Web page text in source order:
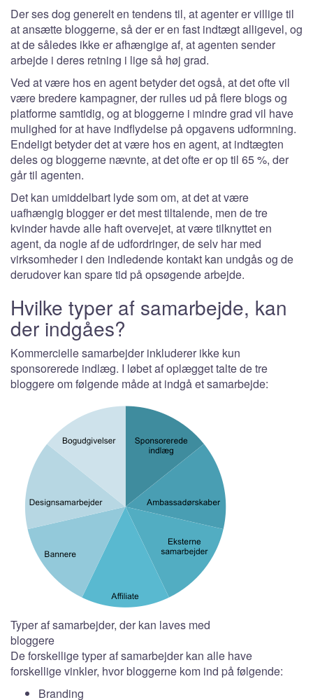
Der ses dog generelt en tendens til, at agenter er villige til
at ansætte bloggerne, så der er en fast indtægt alligevel, og
at de således ikke er afhængige af, at agenten sender
arbejde i deres retning i lige så høj grad.
Ved at være hos en agent betyder det også, at det ofte vil
være bredere kampagner, der rulles ud på flere blogs og
platforme samtidig, og at bloggerne i mindre grad vil have
mulighed for at have indflydelse på opgavens udformning.
Endeligt betyder det at være hos en agent, at indtægten
deles og bloggerne nævnte, at det ofte er op til 65 %, der
går til agenten.
Det kan umiddelbart lyde som om, at det at være
uafhængig blogger er det mest tiltalende, men de tre
kvinder havde alle haft overvejet, at være tilknyttet en
agent, da nogle af de udfordringer, de selv har med
virksomheder i den indledende kontakt kan undgås og de
derudover kan spare tid på opsøgende arbejde.
Hvilke typer af samarbejde, kan
der indgåes?
Kommercielle samarbejder inkluderer ikke kun
sponsorerede indlæg. I løbet af oplægget talte de tre
bloggere om følgende måde at indgå et samarbejde:
Typer af samarbejder, der kan laves med
bloggere
De forskellige typer af samarbejder kan alle have
forskellige vinkler, hvor bloggerne kom ind på følgende:
Branding